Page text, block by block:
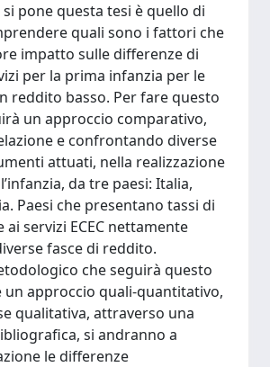
pone questa tesi è quello di
quali sono i fattori che
impatto sulle differenze di
per la prima infanzia per le
reddito basso. Per fare questo
un approccio comparativo,
e confrontando diverse
attuati, nella realizzazione
da tre paesi: Italia,
Paesi che presentano tassi di
servizi ECEC nettamente
fasce di reddito.
che seguirà questo
un approccio quali-quantitativo,
qualitativa, attraverso una
si andranno a
le differenze